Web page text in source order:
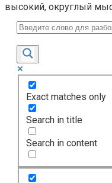
высокий, округлый
Exact matches only
Search in title
Search in content